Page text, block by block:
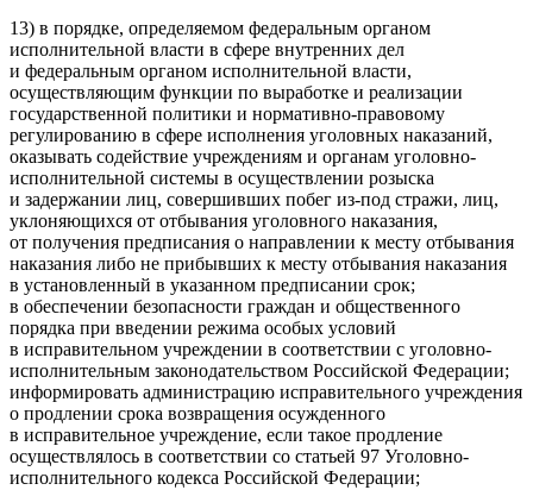
13) в порядке, определяемом федеральным органом
исполнительной власти в сфере внутренних дел
и федеральным органом исполнительной власти,
осуществляющим функции по выработке и реализации
государственной политики и нормативно-правовому
регулированию в сфере исполнения уголовных наказаний,
оказывать содействие учреждениям и органам уголовно-
исполнительной системы в осуществлении розыска
и задержании лиц, совершивших побег из-под стражи, лиц,
уклоняющихся от отбывания уголовного наказания,
от получения предписания о направлении к месту отбывания
наказания либо не прибывших к месту отбывания наказания
в установленный в указанном предписании срок;
в обеспечении безопасности граждан и общественного
порядка при введении режима особых условий
в исправительном учреждении в соответствии с уголовно-
исполнительным законодательством Российской Федерации;
информировать администрацию исправительного учреждения
о продлении срока возвращения осужденного
в исправительное учреждение, если такое продление
осуществлялось в соответствии со статьей 97 Уголовно-
исполнительного кодекса Российской Федерации;